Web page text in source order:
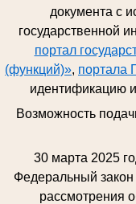
документа с
государственной
портал
(функций)», портала
идентификацию
Возможность
30 марта 2025
Федеральный
рассмотрения